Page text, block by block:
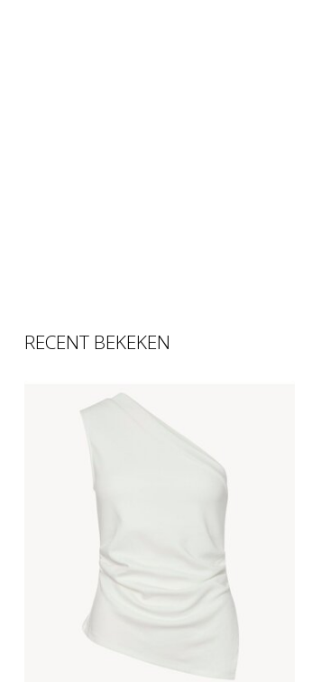
RECENT BEKEKEN